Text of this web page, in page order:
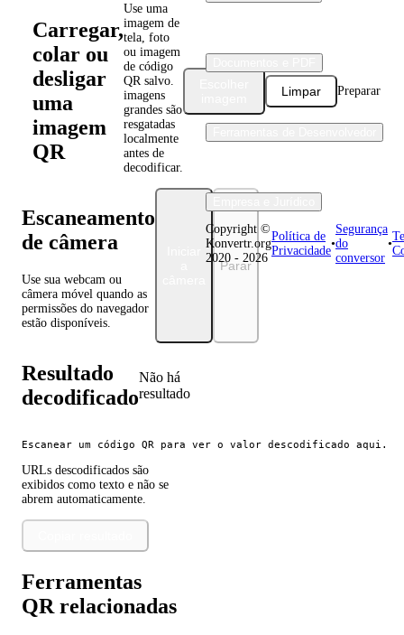
Carregar,
colar ou
desligar
uma
imagem
QR
Use uma
imagem de
tela, foto
ou imagem
de código
QR salvo.
imagens
grandes são
resgatadas
localmente
antes de
decodificar.
Limpar Preparar
Escaneamento
de câmera
Use sua webcam ou
câmera móvel quando as
permissões do navegador
estão disponíveis.
Parar
Resultado
decodificado
Não há
resultado
Escanear um código QR para ver o valor descodificado aqui.
URLs descodificados são
exibidos como texto e não se
abrem automaticamente.
Ferramentas
QR relacionadas
Copyright ©
Konvertr.org
2020 - 2026
Política de
Privacidade
•
Segurança
do
conversor
•